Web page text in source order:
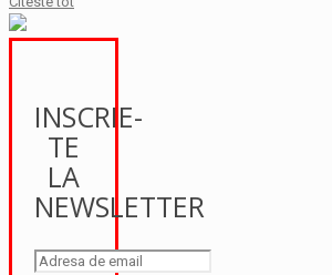
INSCRIE-
TE
LA
NEWSLETTER